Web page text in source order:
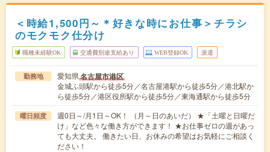
＜時給1,500円～＊好きな時にお仕事＞チラシ
のモクモク仕分け
職種未経験OK 交通費別途支給あり WEB登録OK 派遣
勤務地 愛知県名古屋市港区
金城ふ頭駅から徒歩5分／名古屋港駅から徒歩5分／港北駅か
ら徒歩5分／港区役所駅から徒歩5分／東海通駅から徒歩5分
曜日頻度
週0日～/月1日～OK！ （月～日のあいだ） ★「土曜と日曜だ
け」など色々な働き方ができます！ ★お仕事ゼロの週があっ
ても大丈夫。 働きたい日、お休みの希望はお気軽にご相談く
ださい！